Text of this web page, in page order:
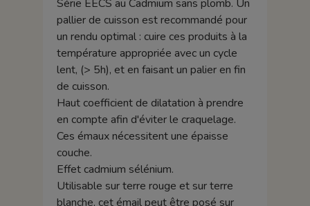
Série EECS au Cadmium sans plomb. Un
pallier de cuisson est recommandé pour
un rendu optimal : cuire ces produits à la
température appropriée avec un cycle
lent, (> 5h), et en faisant un palier en fin
de cuisson.
Haut coefficient de dilatation à prendre
en compte afin d'éviter le craquelage.
Ces émaux nécessitent une épaisse
couche.
Effet cadmium sélénium.
Utilisable sur terre rouge et sur terre
blanche, cet émail peut être posé sur